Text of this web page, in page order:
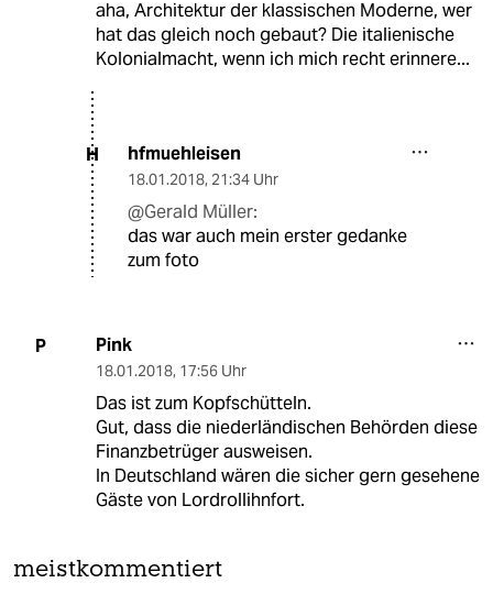
aha, Architektur der klassischen Moderne, wer
hat das gleich noch gebaut? Die italienische
Kolonialmacht, wenn ich mich recht erinnere...
H hfmuehleisen
18.01.2018, 21:34 Uhr
@Gerald Müller:
das war auch mein erster gedanke
zum foto
P Pink
18.01.2018, 17:56 Uhr
Das ist zum Kopfschütteln.
Gut, dass die niederländischen Behörden diese
Finanzbetrüger ausweisen.
In Deutschland wären die sicher gern gesehene
Gäste von Lordrollihnfort.
meistkommentiert